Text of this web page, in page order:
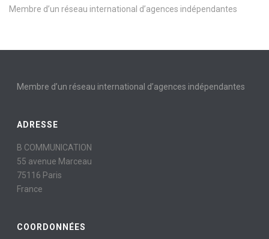
Membre d’un réseau international d’agences indépendantes
Membre d’un réseau international d’agences indépendantes
ADRESSE
B COMMUNICATION
55 avenue Marceau
75116 Paris
France
COORDONNÉES